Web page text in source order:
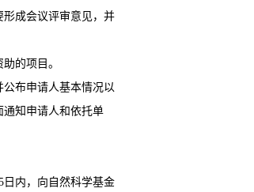
成会议评审意见，并
的项目。
布申请人基本情况以
通知申请人和依托单
日内，向自然科学基金